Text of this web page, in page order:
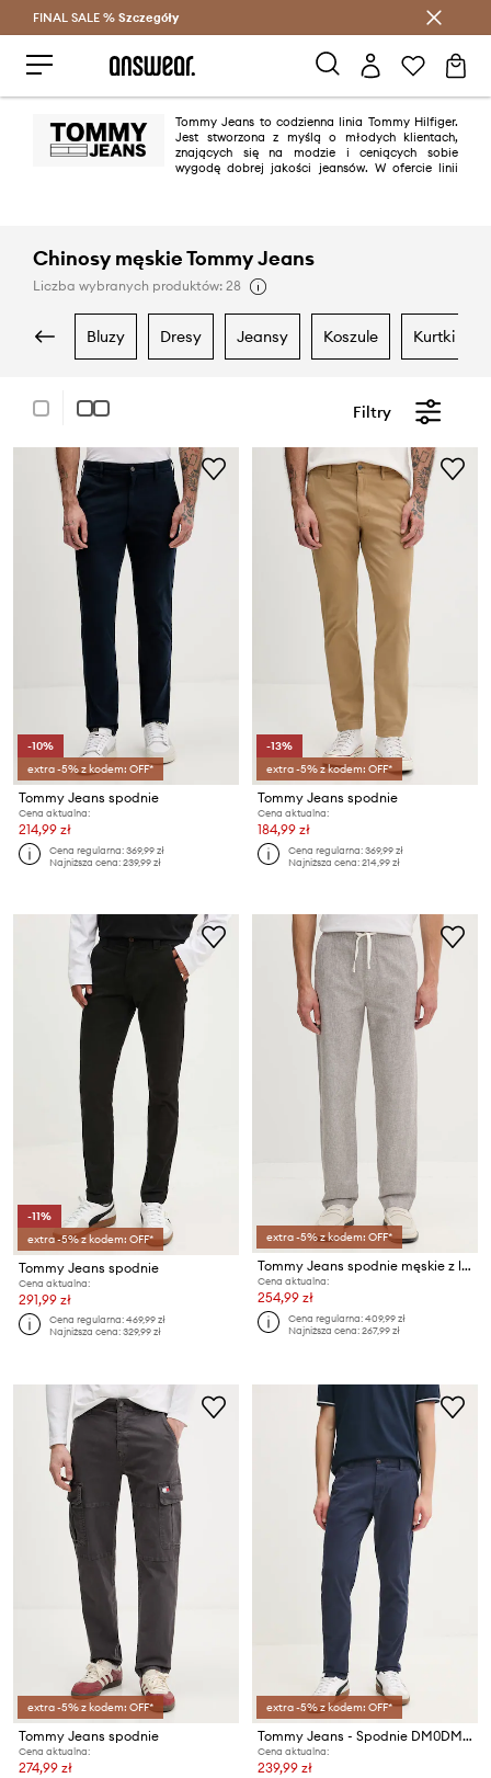
Oszczędzaj z Answear Club >
FINAL SALE % Szczegóły
Tommy Jeans to codzienna linia Tommy Hilfiger.
Jest stworzona z myślą o młodych klientach,
znających się na modzie i ceniących sobie
wygodę dobrej jakości jeansów. W ofercie linii
Chinosy męskie Tommy Jeans
Liczba wybranych produktów: 28
bluzy dresy jeansy koszule kurtki
Filtry
-10%
extra -5% z kodem: OFF*
Tommy Jeans spodnie
Cena aktualna:
214,99 zł
Cena regularna:369,99 zł
Najniższa cena:239,99 zł
-13%
extra -5% z kodem: OFF*
Tommy Jeans spodnie
Cena aktualna:
184,99 zł
Cena regularna:369,99 zł
Najniższa cena:214,99 zł
-11%
extra -5% z kodem: OFF*
Tommy Jeans spodnie
Cena aktualna:
291,99 zł
Cena regularna:469,99 zł
Najniższa cena:329,99 zł
extra -5% z kodem: OFF*
Tommy Jeans spodnie męskie z lnem
Cena aktualna:
254,99 zł
Cena regularna:409,99 zł
Najniższa cena:267,99 zł
extra -5% z kodem: OFF*
Tommy Jeans spodnie
Cena aktualna:
274,99 zł
extra -5% z kodem: OFF*
Tommy Jeans - Spodnie DM0DM09595.NOS
Cena aktualna:
239,99 zł